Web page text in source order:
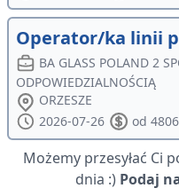
Operator/ka linii
BA GLASS POLAND 2
ODPOWIEDZIALNOŚCIĄ
ORZESZE
2026-07-26
od
Możemy przesyłać Ci
dnia :) Podaj